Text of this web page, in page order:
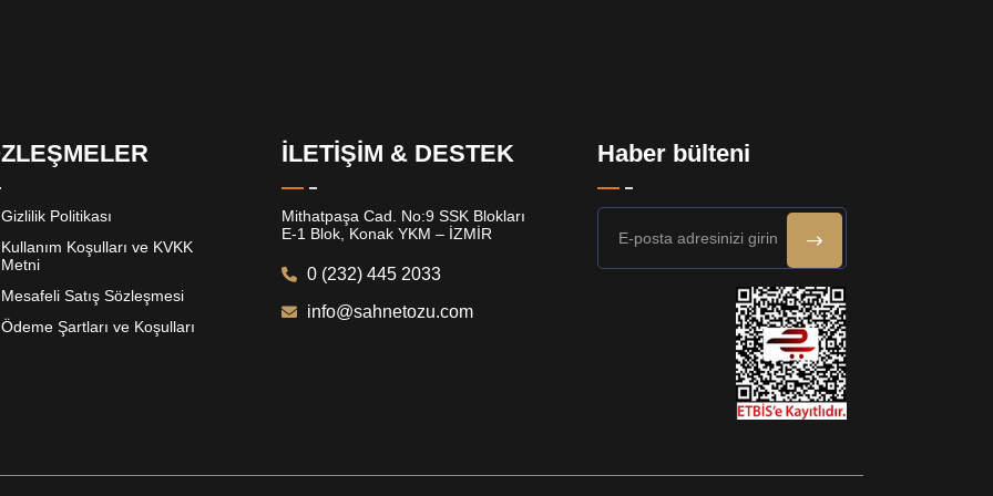
Gizlilik Politikası
Kullanım Koşulları ve KVKK
Metni
Mesafeli Satış Sözleşmesi
Ödeme Şartları ve Koşulları
İLETİŞİM & DESTEK
Mithatpaşa Cad. No:9 SSK Blokları
E-1 Blok, Konak YKM – İZMİR
0 (232) 445 2033
info@sahnetozu.com
Haber bülteni